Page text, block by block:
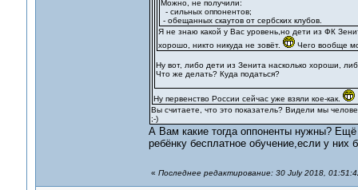
Можно, не получили:
- сильных оппонентов;
- обещанных скаутов от сербских клубов.
Я не знаю какой у Вас уровень,но дети из ФК
хорошо, никто никуда не зовёт.
Чего вообще
Ну вот, либо дети из Зенита насколько хороши,
Что же делать? Куда податься?
Ну первенство России сейчас уже взяли кое-как.
Вы считаете, что это показатель? Видели мы
;-)
А Вам какие тогда оппоненты нужны?
ребёнку бесплатное обучение,если у них
« Последнее редактирование: 30 July 2018,